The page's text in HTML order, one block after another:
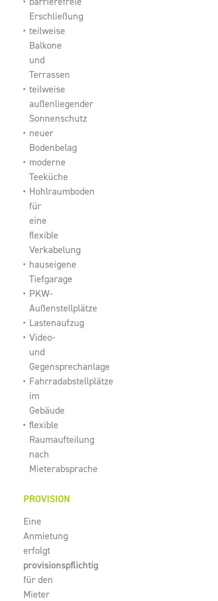
Erschließung
teilweise
Balkone
und
Terrassen
teilweise
außenliegender
Sonnenschutz
neuer
Bodenbelag
moderne
Teeküche
Hohlraumboden
für
eine
flexible
Verkabelung
hauseigene
Tiefgarage
PKW-
Außenstellplätze
Lastenaufzug
Video-
und
Gegensprechanlage
Fahrradabstellplätze
im
Gebäude
flexible
Raumaufteilung
nach
Mieterabsprache
PROVISION
Eine
Anmietung
erfolgt
provisionspflichtig
für den
Mieter